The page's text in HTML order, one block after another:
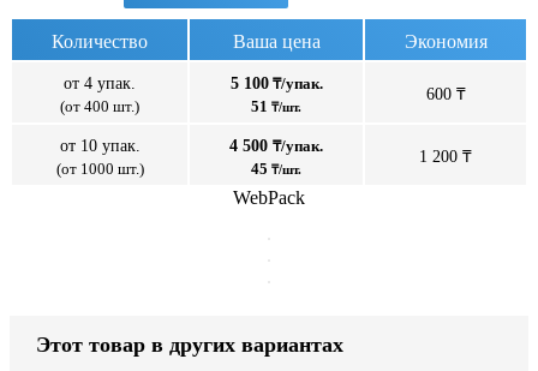
Количество Ваша цена Экономия
от 4 упак.
(от 400 шт.)
5 100₸/упак.
51 ₸/шт.
600 ₸
от 10 упак.
(от 1000 шт.)
4 500 ₸/упак.
45 ₸/шт.
1 200 ₸
WebPack
Этот товар в других вариантах